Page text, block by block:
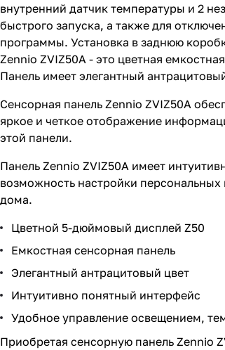
внутренний датчик температуры и 2
быстрого запуска, а также для
программы. Установка в заднюю
Zennio ZVIZ50A - это цветная
Панель имеет элегантный
Сенсорная панель Zennio ZVIZ50A
яркое и четкое отображение
этой панели.
Панель Zennio ZVIZ50A имеет
возможность настройки
дома.
Цветной 5-дюймовый дисплей Z50
Емкостная сенсорная панель
Элегантный антрацитовый цвет
Интуитивно понятный интерфейс
Удобное управление освещением,
Приобретая сенсорную панель Zennio